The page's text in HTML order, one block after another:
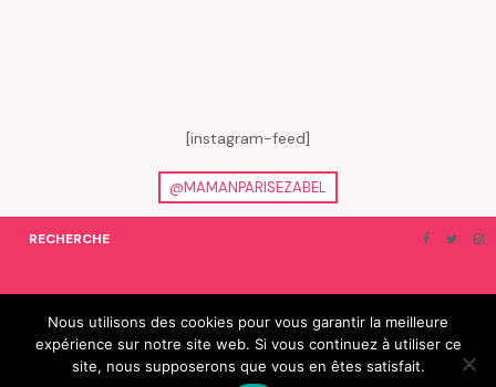
[instagram-feed]
@MAMANPARISEZABEL
RECHERCHE
ON EN PARLE… BLOGROLL
© 2019 e-Zabel - tous droits réservés. fabriqué avec amour par
camille villard | cdltbisou
Nous utilisons des cookies pour vous garantir la meilleure
expérience sur notre site web. Si vous continuez à utiliser ce
site, nous supposerons que vous en êtes satisfait.